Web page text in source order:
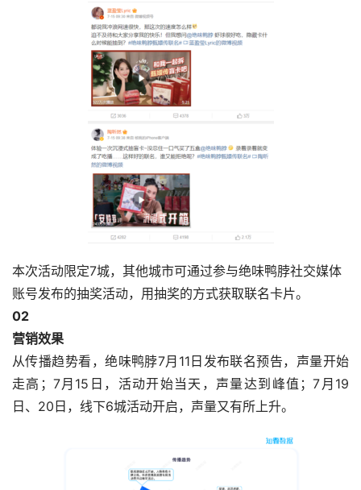
本次活动限定7城，其他城市可通过参与绝味鸭脖社交媒体
账号发布的抽奖活动，用抽奖的方式获取联名卡片。
02
营销效果
从传播趋势看，绝味鸭脖7月11日发布联名预告，声量开始
走高；7月15日，活动开始当天，声量达到峰值；7月19
日、20日，线下6城活动开启，声量又有所上升。